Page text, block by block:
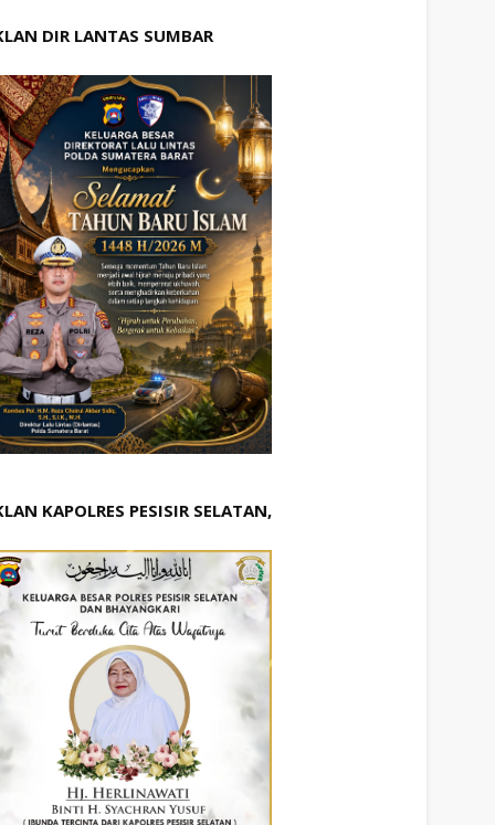
DIR LANTAS SUMBAR
KAPOLRES PESISIR SELATAN,